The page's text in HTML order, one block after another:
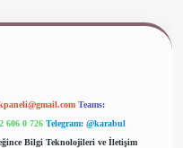
Teams:
606 0 726 Telegram: @karabul
Bilgi Teknolojileri ve İletişim